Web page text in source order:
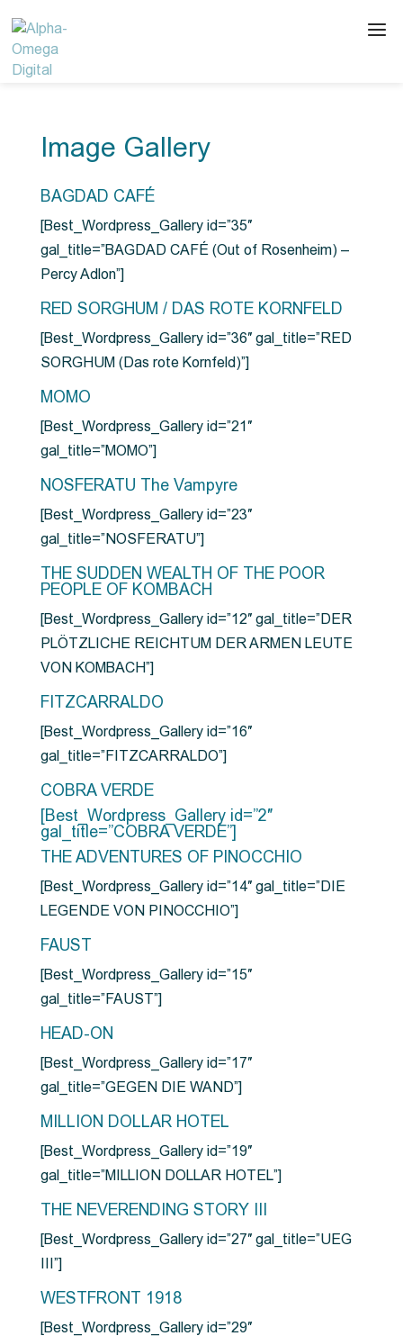
Image Gallery
BAGDAD CAFÉ
[Best_Wordpress_Gallery id=”35″
gal_title=”BAGDAD CAFÉ (Out of Rosenheim) –
Percy Adlon”]
RED SORGHUM / DAS ROTE KORNFELD
[Best_Wordpress_Gallery id=”36″ gal_title=”RED
SORGHUM (Das rote Kornfeld)”]
MOMO
[Best_Wordpress_Gallery id=”21″
gal_title=”MOMO”]
NOSFERATU The Vampyre
[Best_Wordpress_Gallery id=”23″
gal_title=”NOSFERATU”]
THE SUDDEN WEALTH OF THE POOR
PEOPLE OF KOMBACH
[Best_Wordpress_Gallery id=”12″ gal_title=”DER
PLÖTZLICHE REICHTUM DER ARMEN LEUTE
VON KOMBACH”]
FITZCARRALDO
[Best_Wordpress_Gallery id=”16″
gal_title=”FITZCARRALDO”]
COBRA VERDE
[Best_Wordpress_Gallery id=”2″
gal_title=”COBRA VERDE”]
THE ADVENTURES OF PINOCCHIO
[Best_Wordpress_Gallery id=”14″ gal_title=”DIE
LEGENDE VON PINOCCHIO”]
FAUST
[Best_Wordpress_Gallery id=”15″
gal_title=”FAUST”]
HEAD-ON
[Best_Wordpress_Gallery id=”17″
gal_title=”GEGEN DIE WAND”]
MILLION DOLLAR HOTEL
[Best_Wordpress_Gallery id=”19″
gal_title=”MILLION DOLLAR HOTEL”]
THE NEVERENDING STORY III
[Best_Wordpress_Gallery id=”27″ gal_title=”UEG
III”]
WESTFRONT 1918
[Best_Wordpress_Gallery id=”29″